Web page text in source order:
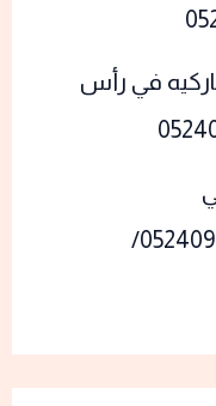
في رأس
الشارقة/0524099522/